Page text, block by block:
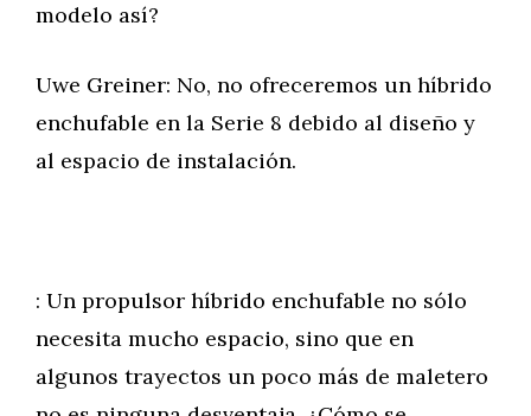
modelo así?
Uwe Greiner: No, no ofreceremos un híbrido
enchufable en la Serie 8 debido al diseño y
al espacio de instalación.
: Un propulsor híbrido enchufable no sólo
necesita mucho espacio, sino que en
algunos trayectos un poco más de maletero